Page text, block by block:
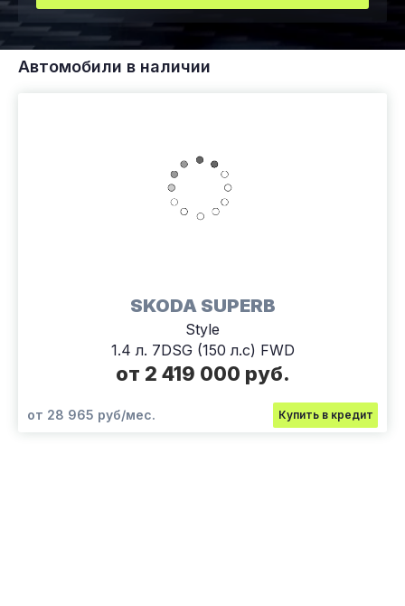
Автомобили в наличии
SKODA SUPERB
Style
1.4 л. 7DSG (150 л.с) FWD
от 2 419 000 руб.
от 28 965 руб/мес. Купить в кредит